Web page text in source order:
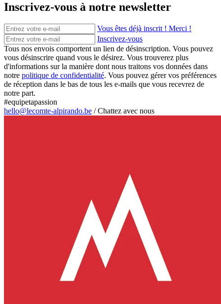
Inscrivez-vous à notre newsletter
Vous êtes déjà inscrit ! Merci !
Inscrivez-vous
Tous nos envois comportent un lien de désinscription. Vous pouvez
vous désinscrire quand vous le désirez. Vous trouverez plus
d'informations sur la manière dont nous traitons vos données dans
notre politique de confidentialité. Vous pouvez gérer vos préférences
de réception dans le bas de tous les e-mails que vous recevrez de
notre part.
#equipetapassion
hello@lecomte-alpirando.be /Chattez avec nous